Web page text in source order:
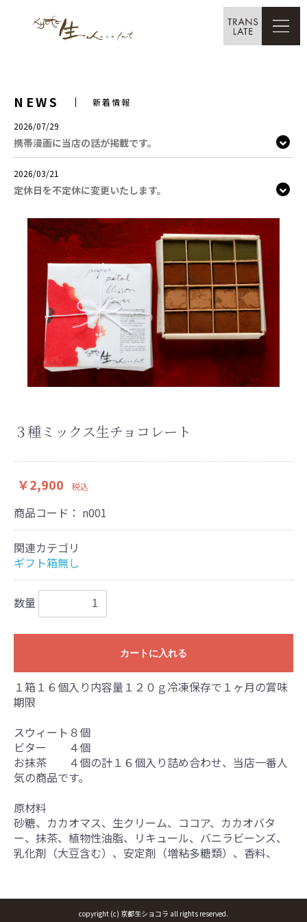
Select Language
NEWS 新着情報
2026/07/29
携帯漫画に当店の話が掲載です。
2026/03/21
定休日を不定休に変更いたします。
３種ミックス生チョコレート
￥2,900 税込
商品コード： n001
関連カテゴリ
ギフト箱無し
数量
カートに入れる
１箱１６個入り内容量１２０ｇ冷凍保存で１ヶ月の賞味
期限
スウィート８個
ビター ４個
お抹茶 ４個の計１６個入り詰め合わせ、当店一番人
気の商品です。
原材料
砂糖、カカオマス、生クリーム、ココア、カカオバタ
ー、抹茶、植物性油脂、リキュール、バニラビーンズ、
乳化剤（大豆含む）、安定剤（増粘多糖類）、香料、
copyright (c) 京都生ショコラ all rights reserved.